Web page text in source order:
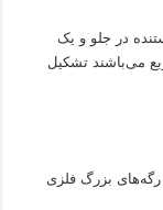
در جلو و یک
می‌باشند تشکیل
رگه‌های بزرگ فلزی